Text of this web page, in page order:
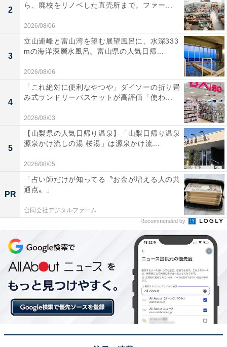
2
ら、廃校をリノベした直売所まで。ファー...
2026/08/06
3
立山連峰と富山湾を望む展望風呂に、水深333
mの海洋深層水風呂。富山県の人気日帰...
2026/08/06
4
「これ絶対に便利なやつや」ダイソーの折り畳
み式ランドリーバスケットが高評価「使わ...
2026/08/03
5
【山梨県の人気日帰り温泉】「山梨日帰り温泉
源泉かけ流しの湯 桜湯」は源泉かけ流...
2026/08/05
PR
「占い師だけが知ってる〝お金が増える人の共
通点〟」
合同会社デジタルファーム
Recommended by